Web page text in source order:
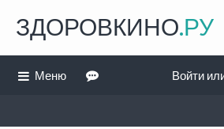
ЗДОРОВКИНО.РУ
Меню Войти